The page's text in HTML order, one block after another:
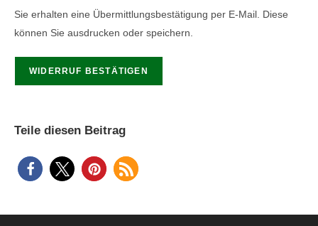
Sie erhalten eine Übermittlungsbestätigung per E-Mail. Diese
können Sie ausdrucken oder speichern.
Teile diesen Beitrag